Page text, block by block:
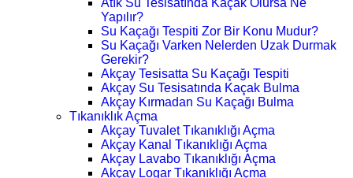
Atık Su Tesisatında Kaçak Olursa Ne
Yapılır?
Su Kaçağı Tespiti Zor Bir Konu Mudur?
Su Kaçağı Varken Nelerden Uzak Durmak
Gerekir?
Akçay Tesisatta Su Kaçağı Tespiti
Akçay Su Tesisatında Kaçak Bulma
Akçay Kırmadan Su Kaçağı Bulma
Tıkanıklık Açma
Akçay Tuvalet Tıkanıklığı Açma
Akçay Kanal Tıkanıklığı Açma
Akçay Lavabo Tıkanıklığı Açma
Akçay Logar Tıkanıklığı Açma